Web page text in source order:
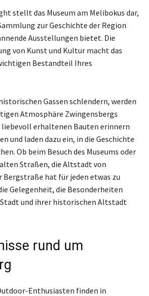
stellt das Museum am Melibokus dar,
zur Geschichte der Region
Ausstellungen bietet. Die
von Kunst und Kultur macht das
Bestandteil Ihres
Gassen schlendern, werden
Atmosphäre Zwingensbergs
liebevoll erhaltenen Bauten erinnern
und laden dazu ein, in die Geschichte
Ob beim Besuch des Museums oder
Straßen, die Altstadt von
Bergstraße hat für jeden etwas zu
Gelegenheit, die Besonderheiten
und ihrer historischen Altstadt
rund um
Enthusiasten finden in